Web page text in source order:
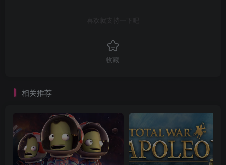
喜欢就支持一下吧
收藏
相关推荐